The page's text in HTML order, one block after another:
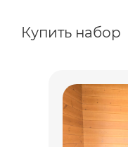
Купить набор